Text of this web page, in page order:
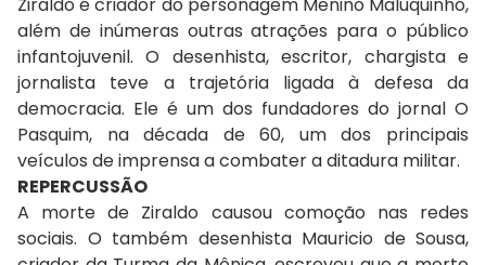
Ziraldo é criador do personagem Menino Maluquinho,
além de inúmeras outras atrações para o público
infantojuvenil. O desenhista, escritor, chargista e
jornalista teve a trajetória ligada à defesa da
democracia. Ele é um dos fundadores do jornal O
Pasquim, na década de 60, um dos principais
veículos de imprensa a combater a ditadura militar.
REPERCUSSÃO
A morte de Ziraldo causou comoção nas redes
sociais. O também desenhista Mauricio de Sousa,